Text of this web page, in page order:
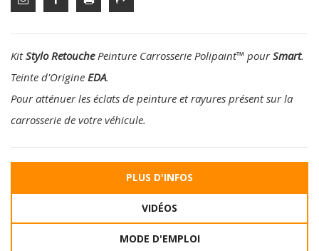
KitStylo RetouchePeinture Carrosserie Polipaint™ pourSmart.
Teinte d'Origine EDA.
Pour atténuer les éclats de peinture et rayures présent sur la
carrosserie de votre véhicule.
PLUS D'INFOS
VIDÉOS
MODE D'EMPLOI